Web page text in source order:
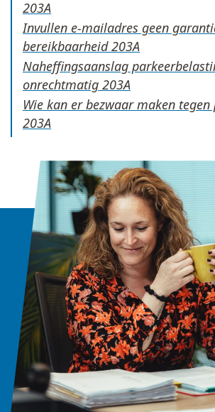
Invullen e-mailadres geen
bereikbaarheid
Naheffingsaanslag
onrechtmatig
Wie kan er bezwaar maken tegen